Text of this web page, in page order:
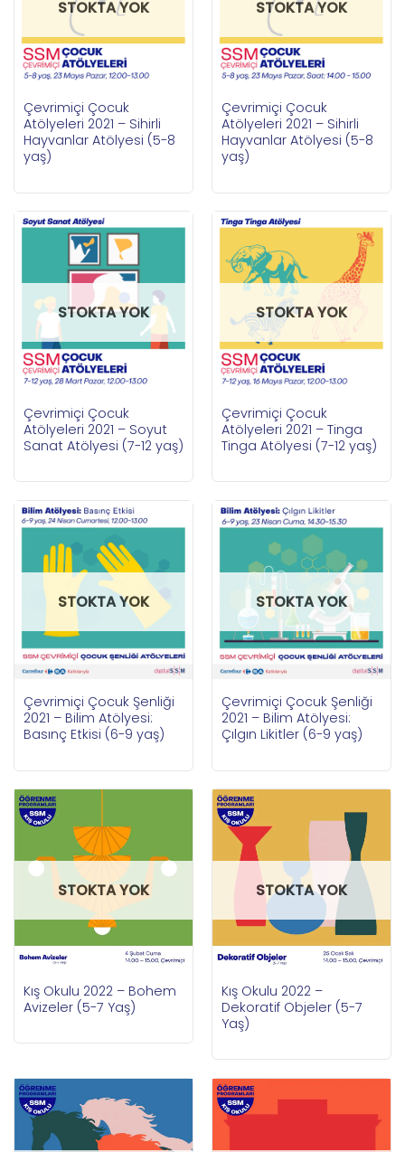
STOKTA YOK
Çevrimiçi Çocuk
Atölyeleri 2021 – Sihirli
Hayvanlar Atölyesi (5-8
yaş)
STOKTA YOK
Çevrimiçi Çocuk
Atölyeleri 2021 – Sihirli
Hayvanlar Atölyesi (5-8
yaş)
STOKTA YOK
Çevrimiçi Çocuk
Atölyeleri 2021 – Soyut
Sanat Atölyesi (7-12 yaş)
STOKTA YOK
Çevrimiçi Çocuk
Atölyeleri 2021 – Tinga
Tinga Atölyesi (7-12 yaş)
STOKTA YOK
Çevrimiçi Çocuk Şenliği
2021 – Bilim Atölyesi:
Basınç Etkisi (6-9 yaş)
STOKTA YOK
Çevrimiçi Çocuk Şenliği
2021 – Bilim Atölyesi:
Çılgın Likitler (6-9 yaş)
STOKTA YOK
Kış Okulu 2022 – Bohem
Avizeler (5-7 Yaş)
STOKTA YOK
Kış Okulu 2022 –
Dekoratif Objeler (5-7
Yaş)